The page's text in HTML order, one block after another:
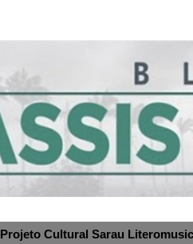
Projeto Cultural Sarau